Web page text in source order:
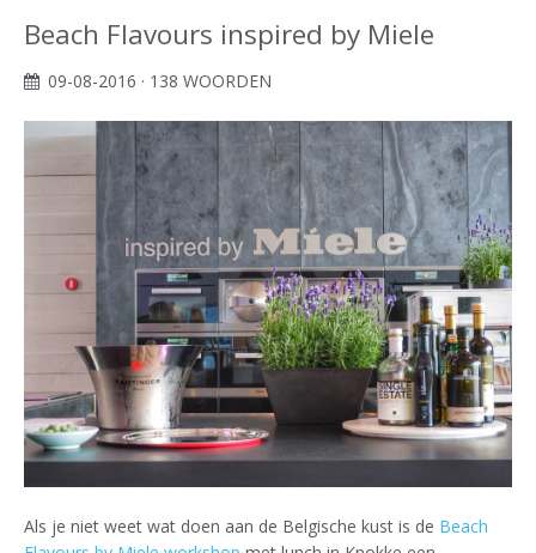
Beach Flavours inspired by Miele
09-08-2016 · 138 WOORDEN
Als je niet weet wat doen aan de Belgische kust is de Beach